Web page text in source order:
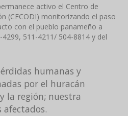
activo el Centro de
(CECODI) monitorizando el paso
con el pueblo panameño a
511-4211/ 504-8814 y del
humanas y
por el huracán
la región; nuestra